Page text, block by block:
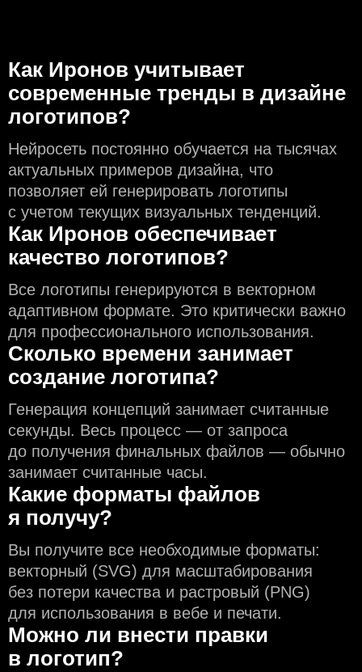
Как Иронов учитывает
современные тренды в дизайне
логотипов?
Нейросеть постоянно обучается на тысячах
актуальных примеров дизайна, что
позволяет ей генерировать логотипы
с учeтом текущих визуальных тенденций.
Как Иронов обеспечивает
качество логотипов?
Все логотипы генерируются в векторном
адаптивном формате. Это критически важно
для профессионального использования.
Сколько времени занимает
создание логотипа?
Генерация концепций занимает считанные
секунды. Весь процесс — от запроса
до получения финальных файлов — обычно
занимает считанные часы.
Какие форматы файлов
я получу?
Вы получите все необходимые форматы:
векторный (SVG) для масштабирования
без потери качества и растровый (PNG)
для использования в вебе и печати.
Можно ли внести правки
в логотип?